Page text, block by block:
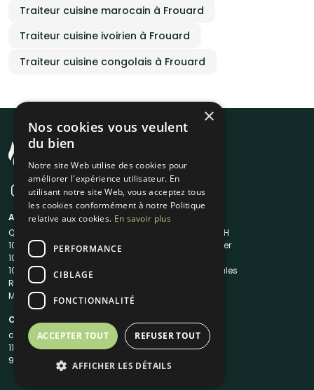
Traiteur cuisine marocain à Frouard
Traiteur cuisine ivoirien à Frouard
Traiteur cuisine congolais à Frouard
A propos
Qui sommes-nous ?
1001Salles
1001Salles PRO
1001DJ
Reserverunbar
MP2
Liens utiles
Traiteur en 48H
Nous contacter
Mentions légales
Contacts
contact@1001traiteurs.com
11 Rue Maurice Grandcoing
94200 Ivry-sur-Seine
×
Nos cookies vous veulent
du bien
Notre site Web utilise des cookies pour
améliorer l'expérience utilisateur. En
utilisant notre site Web, vous acceptez tous
les cookies conformément à notre Politique
relative aux cookies. En savoir plus
PERFORMANCE
CIBLAGE
FONCTIONNALITÉ
ACCEPTER TOUT REFUSER TOUT
AFFICHER LES DÉTAILS